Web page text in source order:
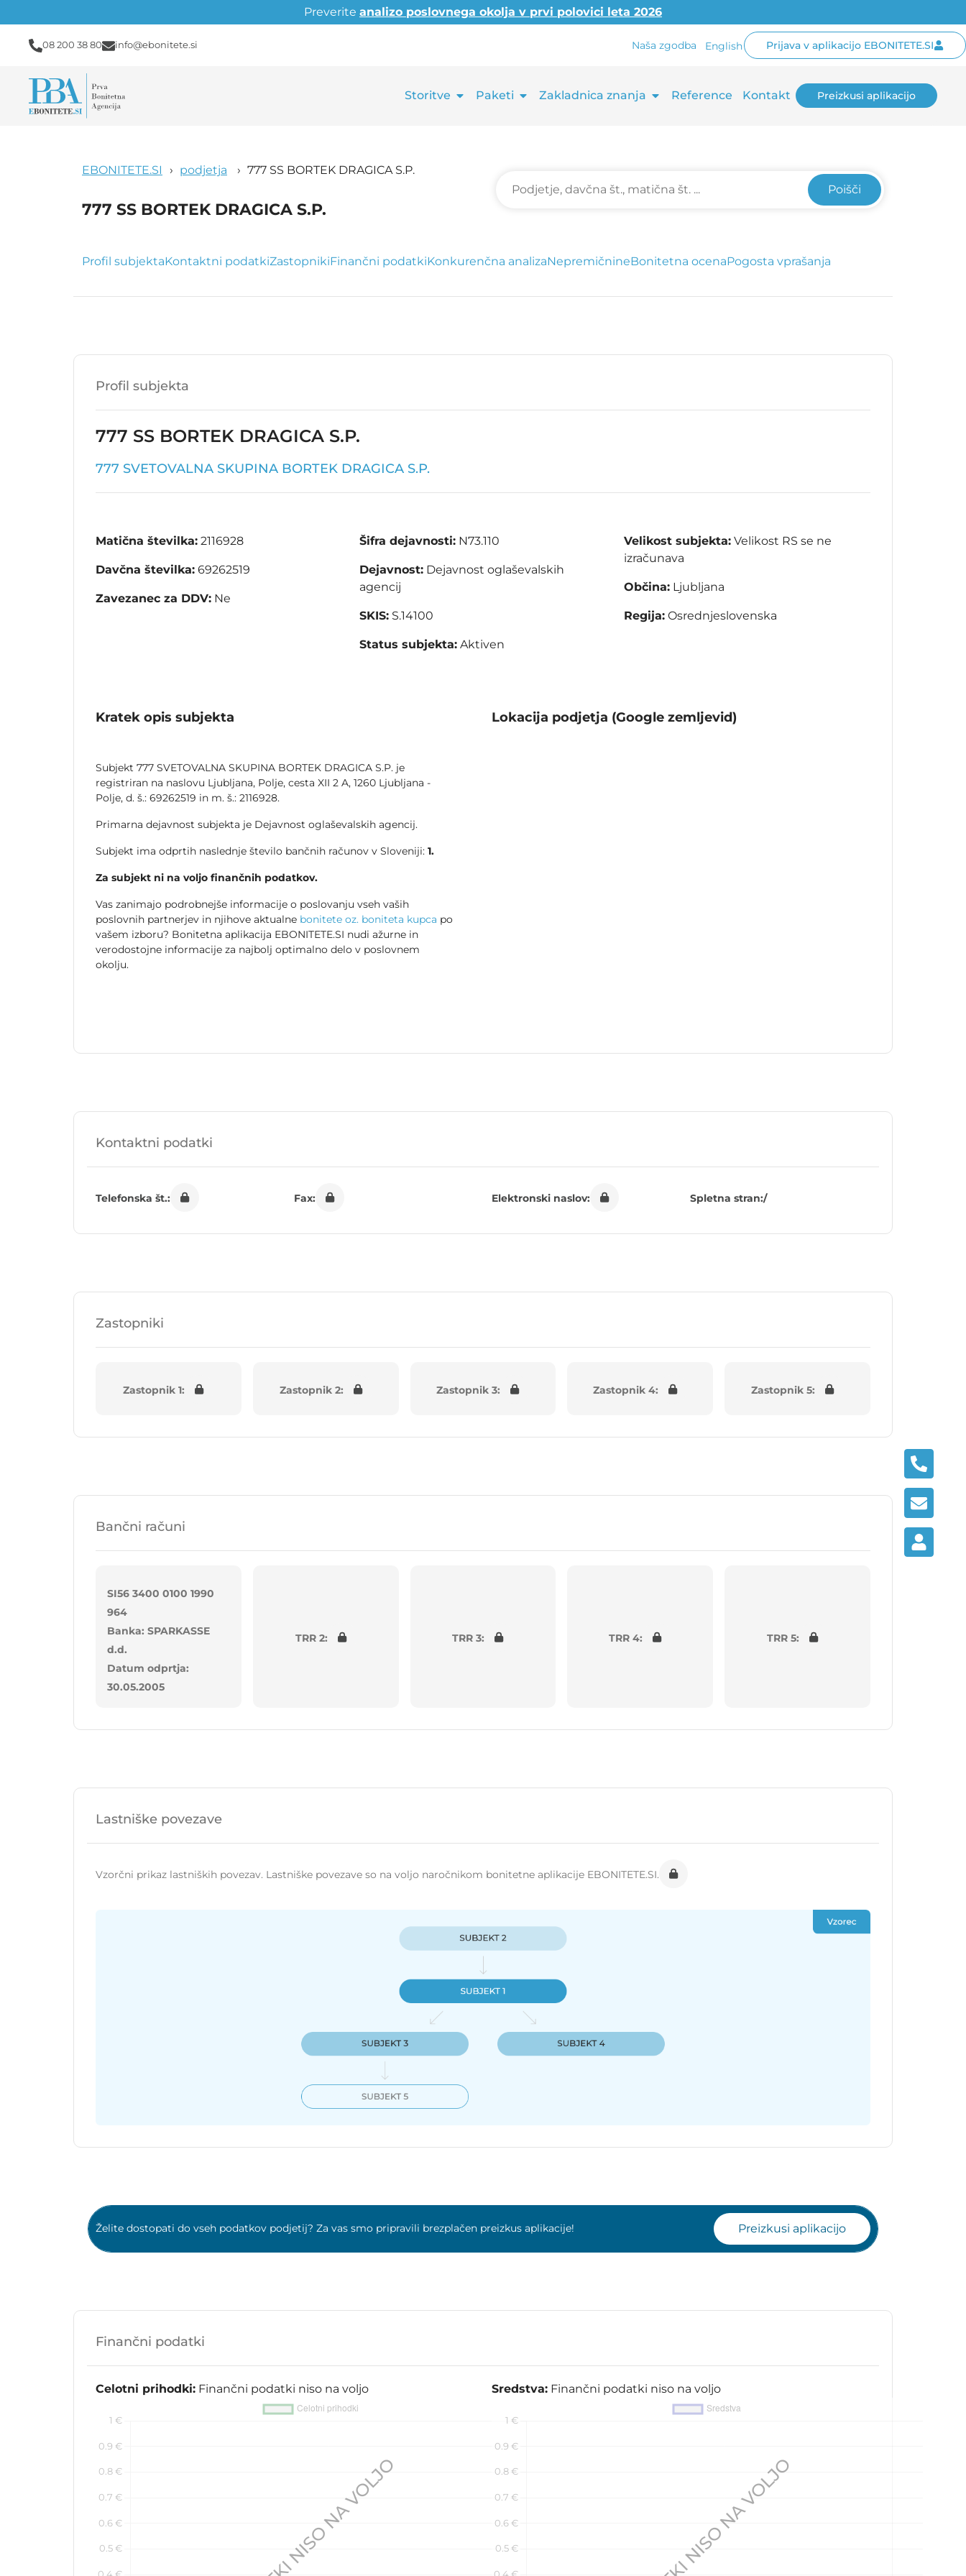
Preverite analizo poslovnega okolja v prvi polovici leta 2026
08 200 38 80 info@ebonitete.si Naša zgodba English Prijava v aplikacijo EBONITETE.SI
Storitve Paketi Zakladnica znanja Reference Kontakt Preizkusi aplikacijo
EBONITETE.SI podjetja 777 SS BORTEK DRAGICA S.P.
777 SS BORTEK DRAGICA S.P.
Poišči
Profil subjektaKontaktni podatkiZastopnikiFinančni podatkiKonkurenčna analizaNepremičnineBonitetna ocenaPogosta vprašanja
Profil subjekta
777 SS BORTEK DRAGICA S.P.
777 SVETOVALNA SKUPINA BORTEK DRAGICA S.P.
Matična številka: 2116928
Davčna številka: 69262519
Zavezanec za DDV: Ne
Šifra dejavnosti: N73.110
Dejavnost: Dejavnost oglaševalskih
agencij
SKIS: S.14100
Status subjekta: Aktiven
Velikost subjekta:Velikost RS se ne
izračunava
Občina:Ljubljana
Regija:Osrednjeslovenska
Kratek opis subjekta
Subjekt 777 SVETOVALNA SKUPINA BORTEK DRAGICA S.P. je
registriran na naslovu Ljubljana, Polje, cesta XII 2 A, 1260 Ljubljana -
Polje, d. š.: 69262519 in m. š.: 2116928.
Primarna dejavnost subjekta je Dejavnost oglaševalskih agencij.
Subjekt ima odprtih naslednje število bančnih računov v Sloveniji: 1.
Za subjekt ni na voljo finančnih podatkov.
Vas zanimajo podrobnejše informacije o poslovanju vseh vaših
poslovnih partnerjev in njihove aktualne bonitete oz. boniteta kupca po
vašem izboru? Bonitetna aplikacija EBONITETE.SI nudi ažurne in
verodostojne informacije za najbolj optimalno delo v poslovnem
okolju.
Lokacija podjetja (Google zemljevid)
Kontaktni podatki
Telefonska št.: Fax: Elektronski naslov: Spletna stran:/
Zastopniki
Zastopnik 1: Zastopnik 2: Zastopnik 3: Zastopnik 4: Zastopnik 5:
Bančni računi
SI56 3400 0100 1990
964
Banka: SPARKASSE
d.d.
Datum odprtja:
30.05.2005
TRR 2: TRR 3: TRR 4: TRR 5:
Lastniške povezave
Vzorčni prikaz lastniških povezav. Lastniške povezave so na voljo naročnikom bonitetne aplikacije EBONITETE.SI.
Želite dostopati do vseh podatkov podjetij? Za vas smo pripravili brezplačen preizkus aplikacije! Preizkusi aplikacijo
Finančni podatki
Celotni prihodki: Finančni podatki niso na voljo Sredstva: Finančni podatki niso na voljo